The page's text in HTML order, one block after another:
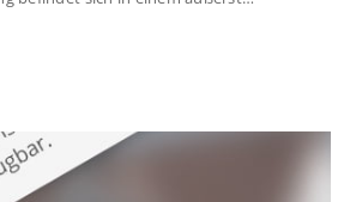
eine hochwertige Ausstattung, die
mit einem stilvollen Ambiente